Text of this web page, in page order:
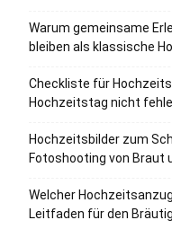
Warum gemeinsame
bleiben als klassische
Checkliste für
Hochzeitstag nicht
Hochzeitsbilder zum
Fotoshooting von Braut
Welcher
Leitfaden für den